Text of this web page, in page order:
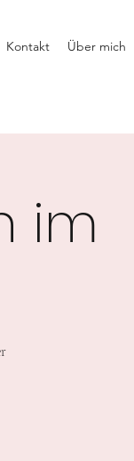
Kontakt Über mich
im